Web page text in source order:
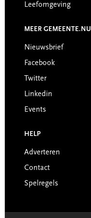
Leefomgeving
MEER GEMEENTE.NU
Nieuwsbrief
Facebook
Twitter
Linkedin
Events
HELP
Adverteren
Contact
Spelregels